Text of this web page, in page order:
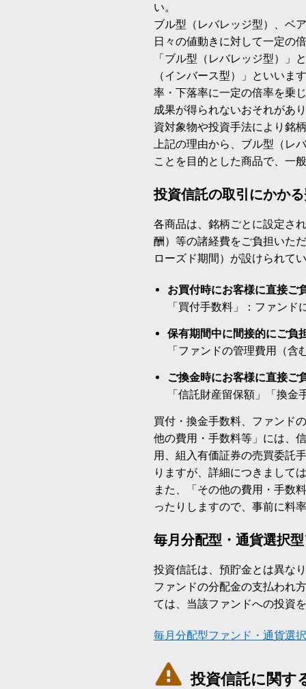
い。
ブル型（レバレッジ型）、ベ
日々の値動きに対して一定の
「ブル型（レバレッジ型）」
（インバース型）」といいま
率・下落率に一定の倍率を乗
成果が得られないおそれがあ
資対象物や投資手法により銘
上記の理由から、ブル型（レ
ことを目的とした商品で、一
投資信託の取引にかか
各商品は、銘柄ごとに設定さ
酬）等の諸経費をご負担いた
ローズド期間）が設けられて
お買付時にお客様に直接ご
「買付手数料」：ファンド
保有期間中に間接的にご負
「ファンドの管理費用（
ご換金時にお客様に直接ご
「信託財産留保額」「換
買付・換金手数料、ファンド
他の費用・手数料等」には、
用、組入有価証券の売買委託
りますが、詳細につきまして
また、「その他の費用・手数
ったりしますので、事前に料
毎月分配型・通貨選択
投資信託は、預貯金とは異な
ファンドの分配金の支払われ
ては、当該ファンドへの投資
毎月分配型ファンド・通貨選
 投資信託に関す